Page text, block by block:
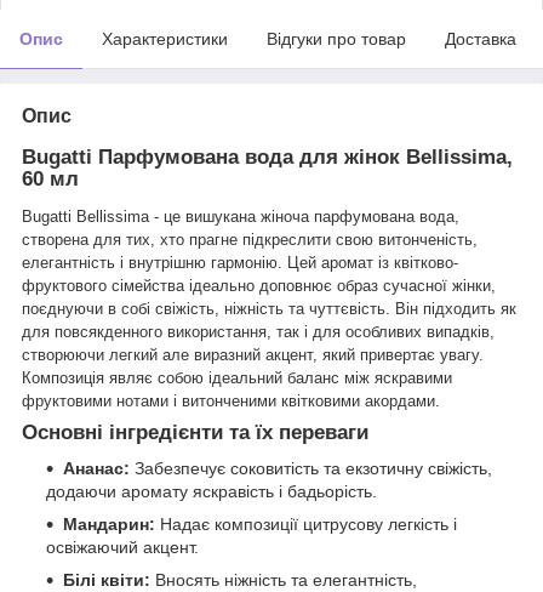
Опис Характеристики Відгуки про товар Доставка
Опис
Bugatti Парфумована вода для жінок Bellissima,
60 мл
Bugatti Bellissima - це вишукана жіноча парфумована вода,
створена для тих, хто прагне підкреслити свою витонченість,
елегантність і внутрішню гармонію. Цей аромат із квітково-
фруктового сімейства ідеально доповнює образ сучасної жінки,
поєднуючи в собі свіжість, ніжність та чуттєвість. Він підходить як
для повсякденного використання, так і для особливих випадків,
створюючи легкий але виразний акцент, який привертає увагу.
Композиція являє собою ідеальний баланс між яскравими
фруктовими нотами і витонченими квітковими акордами.
Основні інгредієнти та їх переваги
Ананас: Забезпечує соковитість та екзотичну свіжість,
додаючи аромату яскравість і бадьорість.
Мандарин: Надає композиції цитрусову легкість і
освіжаючий акцент.
Білі квіти: Вносять ніжність та елегантність,